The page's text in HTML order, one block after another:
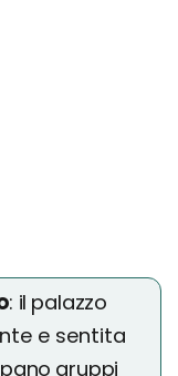
: il palazzo
e sentita
gruppi